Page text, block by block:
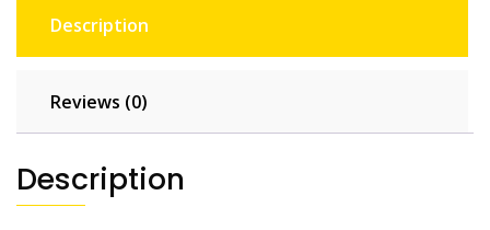
Description
Reviews (0)
Description